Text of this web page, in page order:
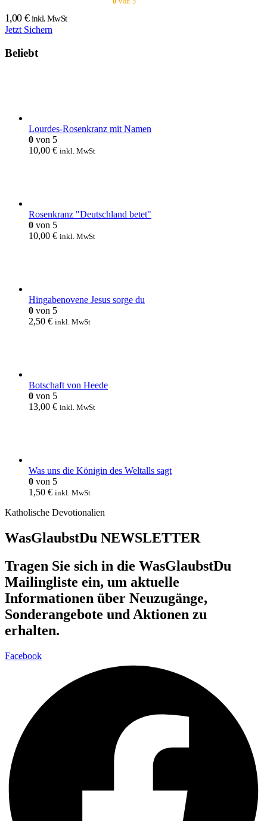
1,00 € inkl. MwSt
Jetzt Sichern
Beliebt
Lourdes-Rosenkranz mit Namen
0 von 5
10,00 € inkl. MwSt
Rosenkranz "Deutschland betet"
0 von 5
10,00 € inkl. MwSt
Hingabenovene Jesus sorge du
0 von 5
2,50 € inkl. MwSt
Botschaft von Heede
0 von 5
13,00 € inkl. MwSt
Was uns die Königin des Weltalls sagt
0 von 5
1,50 € inkl. MwSt
Katholische Devotionalien
WasGlaubstDu NEWSLETTER
Tragen Sie sich in die WasGlaubstDu
Mailingliste ein, um aktuelle
Informationen über Neuzugänge,
Sonderangebote und Aktionen zu
erhalten.
Facebook